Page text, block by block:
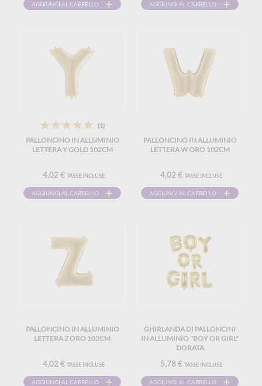
AGGIUNGI AL CARRELLO AGGIUNGI AL CARRELLO
(1)
PALLONCINO IN ALLUMINIO
LETTERA Y GOLD 102CM
4,02 € TASSE INCLUSE
AGGIUNGI AL CARRELLO
PALLONCINO IN ALLUMINIO
LETTERA W ORO 102CM
4,02 € TASSE INCLUSE
AGGIUNGI AL CARRELLO
PALLONCINO IN ALLUMINIO
LETTERA Z ORO 102CM
4,02 € TASSE INCLUSE
AGGIUNGI AL CARRELLO
GHIRLANDA DI PALLONCINI
IN ALLUMINIO "BOY OR GIRL"
DORATA
5,78 € TASSE INCLUSE
AGGIUNGI AL CARRELLO